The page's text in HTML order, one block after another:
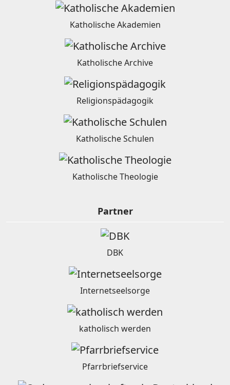
Katholische Akademien
Katholische Archive
Religionspädagogik
Katholische Schulen
Katholische Theologie
Partner
DBK
Internetseelsorge
katholisch werden
Pfarrbriefservice